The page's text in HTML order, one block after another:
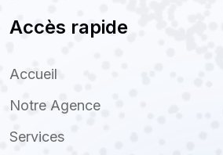
Accès rapide
Accueil
Notre Agence
Services